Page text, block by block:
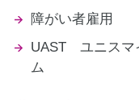
障がい者雇用
UAST ユニスマ
ム